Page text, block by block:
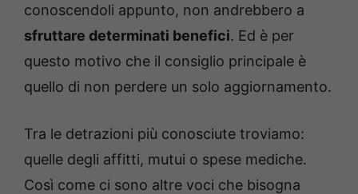
conoscendoli appunto, non andrebbero a
sfruttare determinati benefici. Ed è per
questo motivo che il consiglio principale è
quello di non perdere un solo aggiornamento.
Tra le detrazioni più conosciute troviamo:
quelle degli affitti, mutui o spese mediche.
Così come ci sono altre voci che bisogna